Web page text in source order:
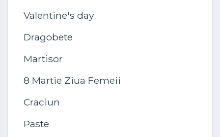
Valentine's day
Dragobete
Martisor
8 Martie Ziua Femeii
Craciun
Paste